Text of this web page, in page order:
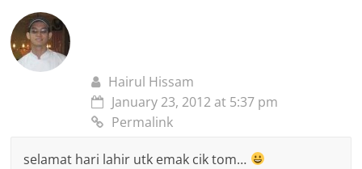
Hairul Hissam
January 23, 2012 at 5:37 pm
Permalink
selamat hari lahir utk emak cik tom…